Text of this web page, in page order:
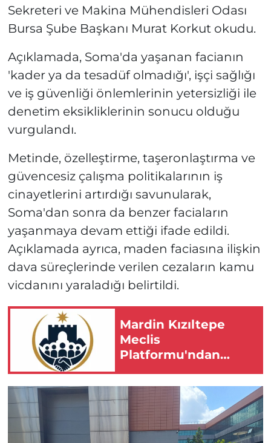
Sekreteri ve Makina Mühendisleri Odası
Bursa Şube Başkanı Murat Korkut okudu.
Açıklamada, Soma'da yaşanan facianın
'kader ya da tesadüf olmadığı', işçi sağlığı
ve iş güvenliği önlemlerinin yetersizliği ile
denetim eksikliklerinin sonucu olduğu
vurgulandı.
Metinde, özelleştirme, taşeronlaştırma ve
güvencesiz çalışma politikalarının iş
cinayetlerini artırdığı savunularak,
Soma'dan sonra da benzer faciaların
yaşanmaya devam ettiği ifade edildi.
Açıklamada ayrıca, maden faciasına ilişkin
dava süreçlerinde verilen cezaların kamu
vicdanını yaraladığı belirtildi.
Mardin Kızıltepe
Meclis
Platformu'ndan